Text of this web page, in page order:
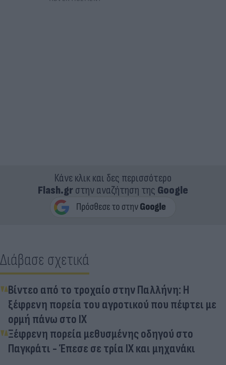
Κάνε κλικ και δες περισσότερο
Flash.grστην αναζήτηση της Google
Διάβασε σχετικά
Βίντεο από το τροχαίο στην Παλλήνη: Η
ξέφρενη πορεία του αγροτικού που πέφτει με
ορμή πάνω στο ΙΧ
Ξέφρενη πορεία μεθυσμένης οδηγού στο
Παγκράτι - Έπεσε σε τρία ΙΧ και μηχανάκι